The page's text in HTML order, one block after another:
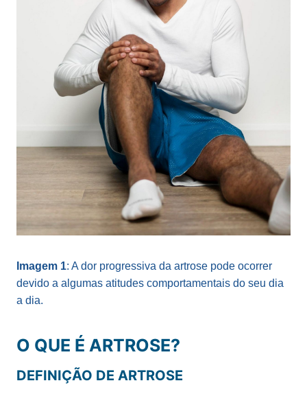
Imagem 1: A dor progressiva da artrose pode ocorrer
devido a algumas atitudes comportamentais do seu dia
a dia.
O QUE É ARTROSE?
DEFINIÇÃO DE ARTROSE